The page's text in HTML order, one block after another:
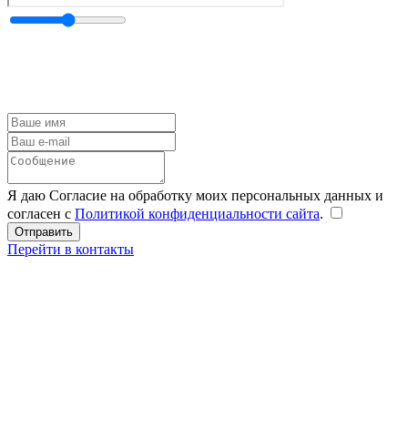
Я даю Согласие на обработку моих персональных данных и
согласен с Политикой конфиденциальности сайта.
Перейти в контакты